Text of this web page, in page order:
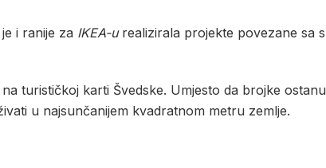
i ranije za IKEA-urealizirala projekte povezane sa
turističkoj karti Švedske. Umjesto da brojke
u najsunčanijem kvadratnom metru zemlje.